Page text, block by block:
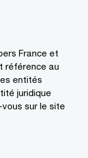
France et
référence au
entités
juridique
sur le site